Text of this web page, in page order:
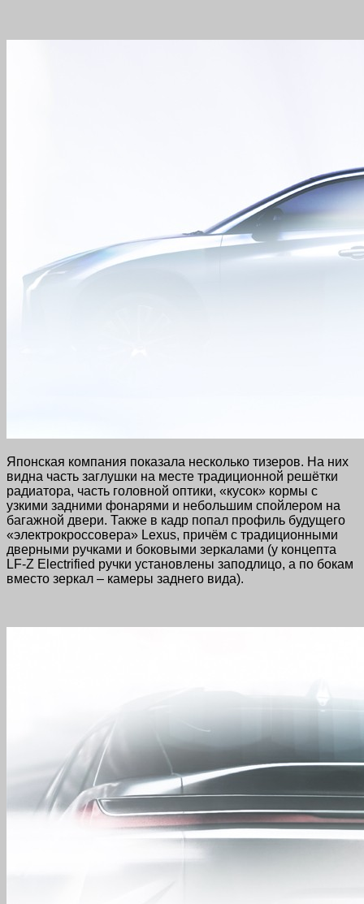
Японская компания показала несколько тизеров. На них
видна часть заглушки на месте традиционной решётки
радиатора, часть головной оптики, «кусок» кормы с
узкими задними фонарями и небольшим спойлером на
багажной двери. Также в кадр попал профиль будущего
«электрокроссовера» Lexus, причём с традиционными
дверными ручками и боковыми зеркалами (у концепта
LF-Z Electrified ручки установлены заподлицо, а по бокам
вместо зеркал – камеры заднего вида).